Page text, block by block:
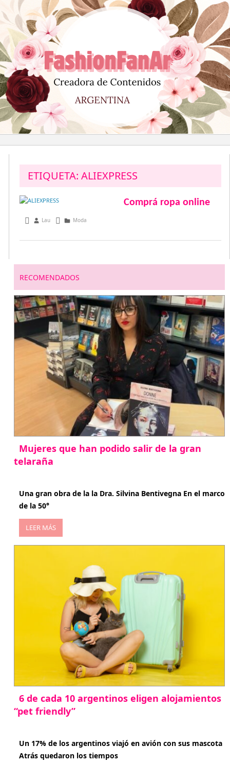
al
contenido
ETIQUETA: ALIEXPRESS
Comprá ropa online
mayo 4, 2014
Lau Moda
RECOMENDADOS
Mujeres que han podido salir de la gran
telaraña
Una gran obra de la la Dra. Silvina Bentivegna En el marco
de la 50°
LEER MÁS
6 de cada 10 argentinos eligen alojamientos
“pet friendly”
Un 17% de los argentinos viajó en avión con sus mascota
Atrás quedaron los tiempos